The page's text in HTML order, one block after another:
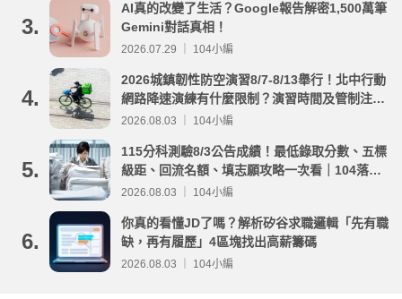
3.
AI真的改變了生活？Google報告解密1,500萬筆
Gemini對話真相！
2026.07.29 ｜ 104小編
4.
2026城鎮韌性防空演習8/7-8/13舉行！北中行動
網路降速演練有什麼限制？演習時間及管制注意
事項整理
2026.08.03 ｜ 104小編
5.
115分科測驗8/3公告成績！最低錄取分數、五標
級距、回流名額、填志願攻略一次看｜104落點
分析
2026.08.03 ｜ 104小編
6.
你真的看懂JD了嗎？解析矽谷求職邏輯「先有職
缺，再有履歷」4區塊找出高薪籌碼
2026.08.03 ｜ 104小編